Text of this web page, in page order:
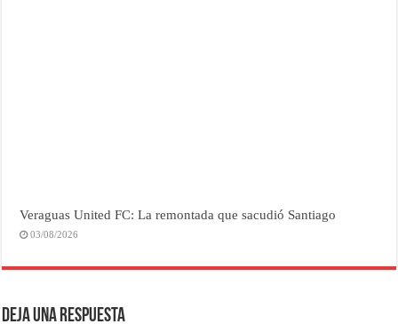
Veraguas United FC: La remontada que sacudió Santiago
03/08/2026
Deja una respuesta